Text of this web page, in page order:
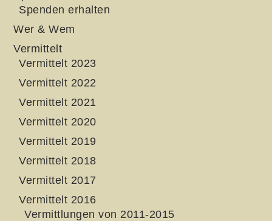
Spenden erhalten
Wer & Wem
Vermittelt
Vermittelt 2023
Vermittelt 2022
Vermittelt 2021
Vermittelt 2020
Vermittelt 2019
Vermittelt 2018
Vermittelt 2017
Vermittelt 2016
Vermittlungen von 2011-2015